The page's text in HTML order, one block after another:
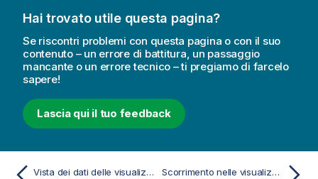
Hai trovato utile questa pagina?
Se riscontri problemi con questa pagina o con il suo
contenuto – un errore di battitura, un passaggio
mancante o un errore tecnico – ti pregiamo di farcelo
sapere!
Lascia qui il tuo feedback
Vista dei dati delle visualizzazioni Scorrimento nelle visualizzazioni